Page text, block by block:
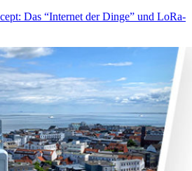
Das “Internet der Dinge” und LoRa-